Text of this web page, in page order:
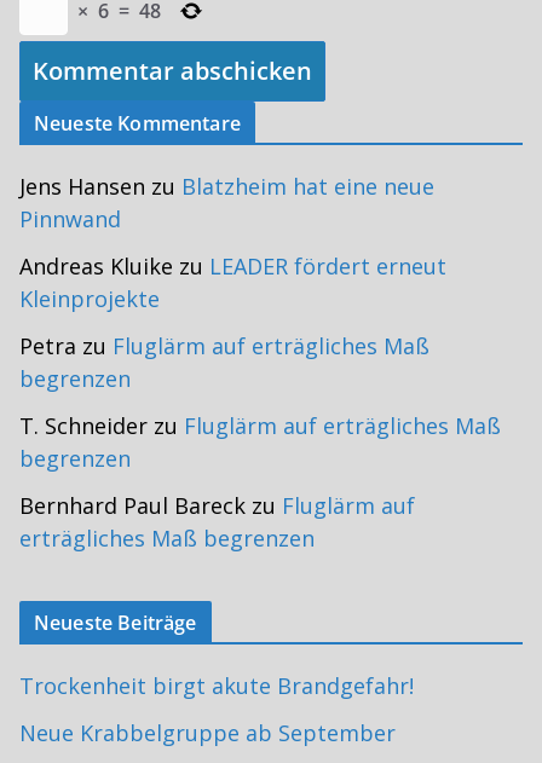
× 6 = 48
Neueste Kommentare
Jens Hansen zu Blatzheim hat eine neue
Pinnwand
Andreas Kluike zu LEADER fördert erneut
Kleinprojekte
Petra zu Fluglärm auf erträgliches Maß
begrenzen
T. Schneider zu Fluglärm auf erträgliches Maß
begrenzen
Bernhard Paul Bareck zu Fluglärm auf
erträgliches Maß begrenzen
Neueste Beiträge
Trockenheit birgt akute Brandgefahr!
Neue Krabbelgruppe ab September